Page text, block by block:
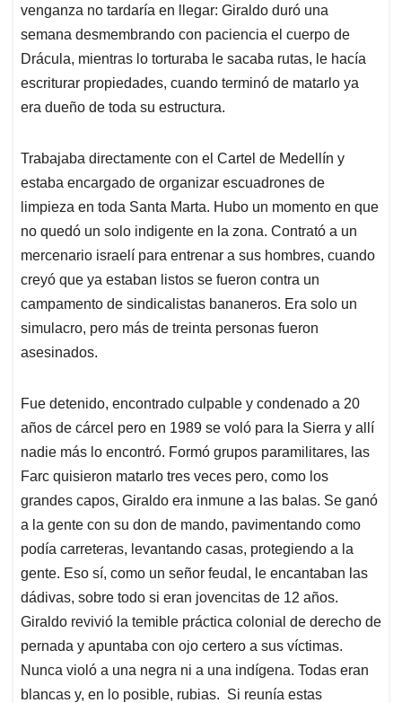
venganza no tardaría en llegar: Giraldo duró una
semana desmembrando con paciencia el cuerpo de
Drácula, mientras lo torturaba le sacaba rutas, le hacía
escriturar propiedades, cuando terminó de matarlo ya
era dueño de toda su estructura.
Trabajaba directamente con el Cartel de Medellín y
estaba encargado de organizar escuadrones de
limpieza en toda Santa Marta. Hubo un momento en que
no quedó un solo indigente en la zona. Contrató a un
mercenario israelí para entrenar a sus hombres, cuando
creyó que ya estaban listos se fueron contra un
campamento de sindicalistas bananeros. Era solo un
simulacro, pero más de treinta personas fueron
asesinados.
Fue detenido, encontrado culpable y condenado a 20
años de cárcel pero en 1989 se voló para la Sierra y allí
nadie más lo encontró. Formó grupos paramilitares, las
Farc quisieron matarlo tres veces pero, como los
grandes capos, Giraldo era inmune a las balas. Se ganó
a la gente con su don de mando, pavimentando como
podía carreteras, levantando casas, protegiendo a la
gente. Eso sí, como un señor feudal, le encantaban las
dádivas, sobre todo si eran jovencitas de 12 años.
Giraldo revivió la temible práctica colonial de derecho de
pernada y apuntaba con ojo certero a sus víctimas.
Nunca violó a una negra ni a una indígena. Todas eran
blancas y, en lo posible, rubias. Si reunía estas